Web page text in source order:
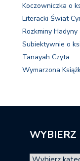
Koczowniczka o
Literacki Świat
Rozkminy Hadyny
Subiektywnie o
Tanayah Czyta
Wymarzona
WYBIERZ